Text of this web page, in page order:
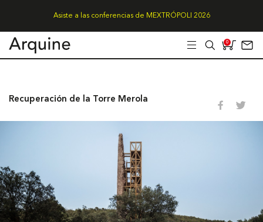
Asiste a las conferencias de MEXTRÓPOLI 2026
0
Recuperación de la Torre Merola